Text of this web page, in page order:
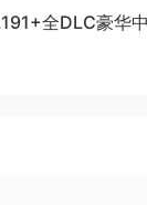
全DLC豪华